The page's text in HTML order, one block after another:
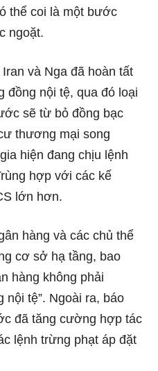
thể coi là một bước
ngoặt.
và Nga đã hoàn tất
đồng nội tệ, qua đó loại
sẽ từ bỏ đồng bạc
thương mại song
hiện đang chịu lệnh
hợp với các kế
lớn hơn.
hàng và các chủ thể
cơ sở hạ tầng, bao
hàng không phải
nội tệ”. Ngoài ra, báo
đã tăng cường hợp tác
lệnh trừng phạt áp đặt